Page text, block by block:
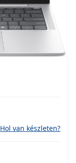
Hol van készleten?